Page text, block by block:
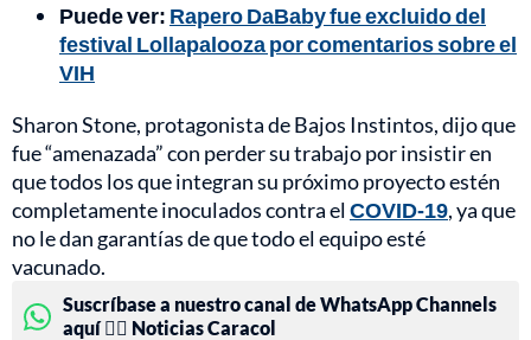
Puede ver: Rapero DaBaby fue excluido del
festival Lollapalooza por comentarios sobre el
VIH
Sharon Stone, protagonista de Bajos Instintos, dijo que
fue “amenazada” con perder su trabajo por insistir en
que todos los que integran su próximo proyecto estén
completamente inoculados contra elCOVID-19, ya que
no le dan garantías de que todo el equipo esté
vacunado.
Suscríbase a nuestro canal de WhatsApp Channels
aquí 👉🏻 Noticias Caracol